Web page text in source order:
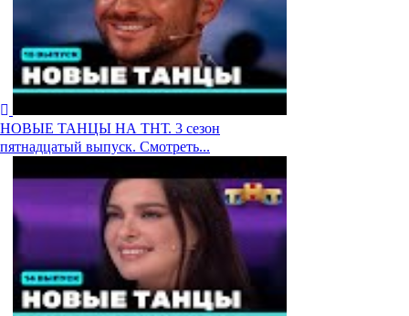
НОВЫЕ ТАНЦЫ НА ТНТ. 3 сезон
пятнадцатый выпуск. Смотреть...